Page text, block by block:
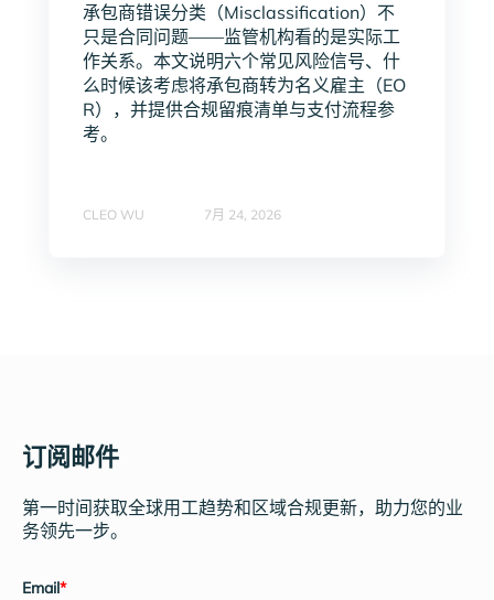
承包商错误分类（Misclassification）不
只是合同问题——监管机构看的是实际工
作关系。本文说明六个常见风险信号、什
么时候该考虑将承包商转为名义雇主（EO
R），并提供合规留痕清单与支付流程参
考。
CLEO WU 7月 24, 2026
订阅邮件
第一时间获取全球用工趋势和区域合规更新，助力您的业
务领先一步。
Email*